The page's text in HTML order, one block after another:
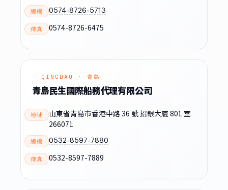
總機 0574-8726-5713
傳真 0574-8726-6475
— QINGDAO · 青島
青島民生國際船務代理有限公司
地址
山東省青島市香港中路 36 號 招銀大廈 801 室
266071
總機 0532-8597-7880
傳真 0532-8597-7889